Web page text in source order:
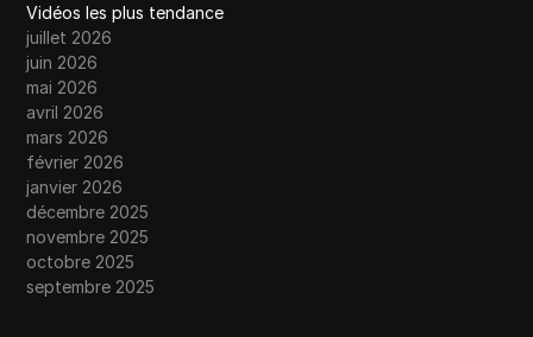
Vidéos les plus tendance
juillet 2026
juin 2026
mai 2026
avril 2026
mars 2026
février 2026
janvier 2026
décembre 2025
novembre 2025
octobre 2025
septembre 2025